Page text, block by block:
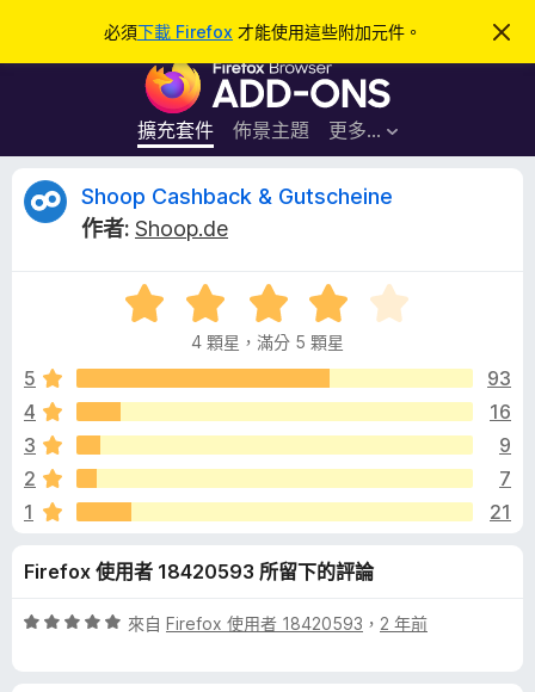
必須下載 Firefox 才能使用這些附加元件。
忽
此
F
r
e
f
覽
器
附
加
件
擴充套件 佈景主題 更多…
登入
S
o
p
C
a
s
Shoop Cashback & Gutscheine
作者: Shoop.de
評
價
分
滿
5
4 顆星，滿分 5 顆星
5
93
4
16
3
9
2
7
1
21
Firefox 使用者 18420593 所留下的評論
評
來自 Firefox 使用者 18420593 ， 2 年前